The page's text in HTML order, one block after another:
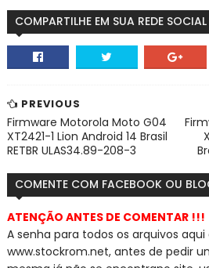
COMPARTILHE EM SUA REDE SOCIAL
PREVIOUS
Firmware Motorola Moto G04
XT2421-1 Lion Android 14 Brasil
RETBR ULAS34.89-208-3
COMENTE COM FACEBOOK OU
ATENÇÃO ANTES DE COMENTAR !!!
A senha para todos os arquivos aqui
www.stockrom.net, antes de pedir